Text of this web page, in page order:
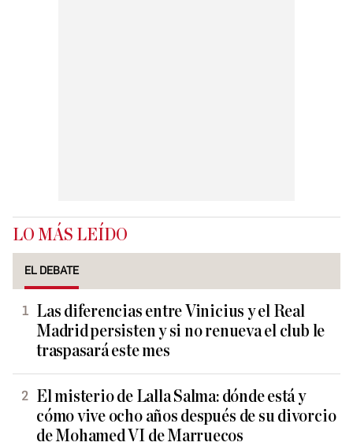
LO MÁS LEÍDO
EL DEBATE
Las diferencias entre Vinicius y el Real
Madrid persisten y si no renueva el club le
traspasará este mes
El misterio de Lalla Salma: dónde está y
cómo vive ocho años después de su divorcio
de Mohamed VI de Marruecos